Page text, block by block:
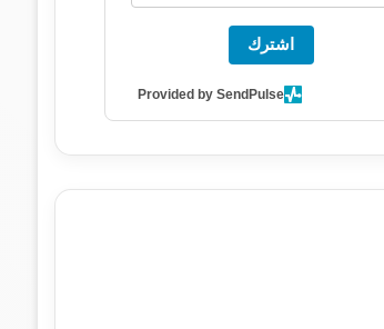
اشترك
Provided by SendPulse